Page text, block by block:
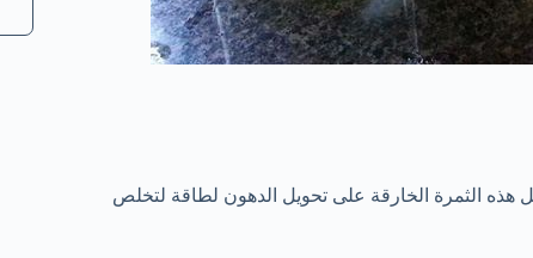
هذه الثمرة الخارقة على تحويل الدهون لطاقة لتخلص